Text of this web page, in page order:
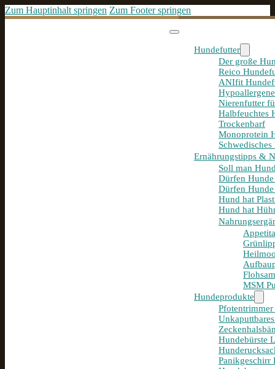
Zum Hauptinhalt springen Zum Footer springen
Hundefutter
Der große
Reico
ANIfit
Nierenfutter
Halbfeuchtes
Trockenbarf
Monoprotein
Ernährungstipps &
Soll man
Dürfen
Dürfen Hunde
Hund hat
Hund hat
MSM
Hundeprodukte
Hundebürste
Panikgeschirr